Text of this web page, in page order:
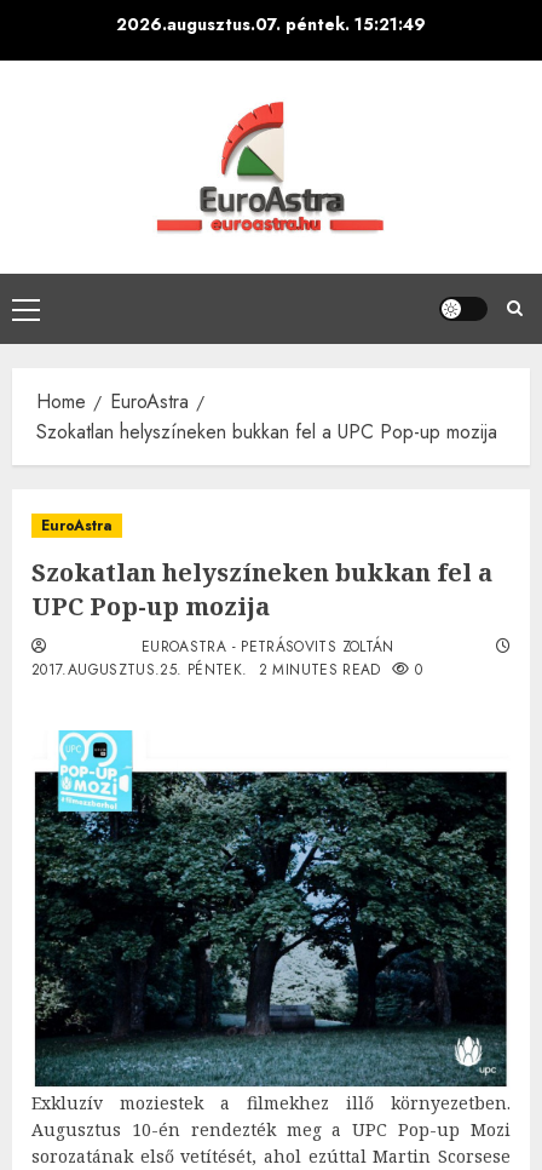
2026.augusztus.07. péntek. 15:21:50
Primary
Menu
Home
EuroAstra
Szokatlan helyszíneken bukkan fel a UPC Pop-up mozija
EuroAstra
Szokatlan helyszíneken bukkan fel a
UPC Pop-up mozija
EUROASTRA - PETRÁSOVITS ZOLTÁN
2017.AUGUSZTUS.25. PÉNTEK.
2 MINUTES READ 0
Exkluzív moziestek a filmekhez illő környezetben.
Augusztus 10-én rendezték meg a UPC Pop-up Mozi
sorozatának első vetítését, ahol ezúttal Martin Scorsese